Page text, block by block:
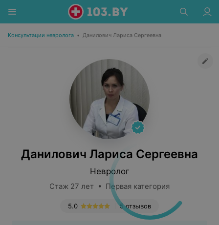
Консультации невролога • Данилович Лариса Сергеевна
Данилович Лариса Сергеевна
Невролог
Стаж 27 лет • Первая категория
5 отзывов
5.0